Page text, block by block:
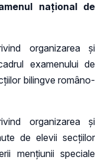
naţional de
organizarea şi
examenului de
bilingve româno-
organizarea şi
de elevii secțiilor
mențiunii speciale